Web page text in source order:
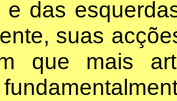
e das
suas
que mais